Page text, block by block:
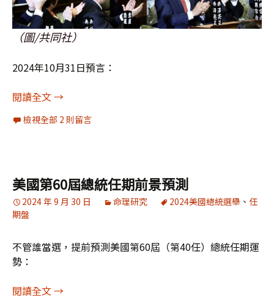
（圖/共同社）
2024年10月31日預言：
閱讀全文[驗證]石破茂當選連任首相，11天前預測成功
→
檢視全部 2 則留言
美國第60屆總統任期前景預測
2024 年 9 月 30 日 命理研究 2024美國總統選舉 、 任
期盤
不管誰當選，提前預測美國第60屆（第40任）總統任期運
勢：
閱讀全文美國第60屆總統任期前景預測
→